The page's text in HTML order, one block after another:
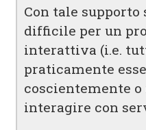
Con tale
difficile per un
interattiva (i.e.
praticamente
coscientemente
interagire con